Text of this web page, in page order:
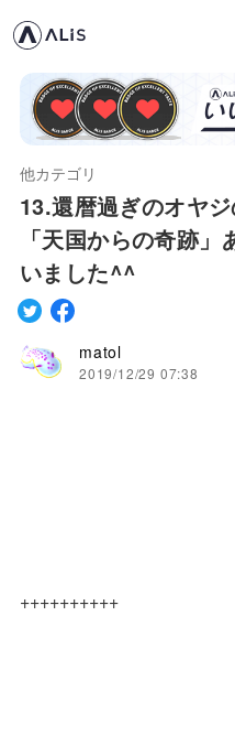
他カテゴリ
13.還暦過ぎのオヤ
「天国からの奇跡
いました^^
matol
2019/12/29 07:38
++++++++++